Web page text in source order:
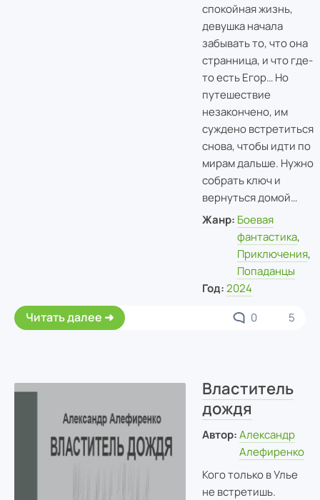
спокойная жизнь,
девушка начала
забывать то, что она
странница, и что где-
то есть Егор… Но
путешествие
незакончено, им
суждено встретиться
снова, чтобы идти по
мирам дальше. Нужно
собрать ключ и
вернуться домой…
Жанр: Боевая
фантастика,
Приключения,
Попаданцы
Год: 2024
Читать далее 0 5
Властитель
дождя
Автор: Александр
Алефиренко
Кого только в Улье
не встретишь.